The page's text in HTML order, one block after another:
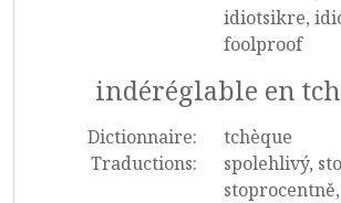
idiotsikre,
foolproof
indéréglable en
Dictionnaire:
tchèque
Traductions:
spolehlivý,